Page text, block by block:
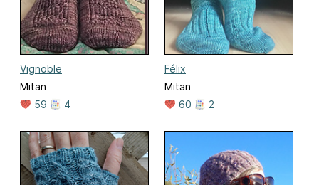
Vignoble
Mitan
59
4
Félix
Mitan
60
2